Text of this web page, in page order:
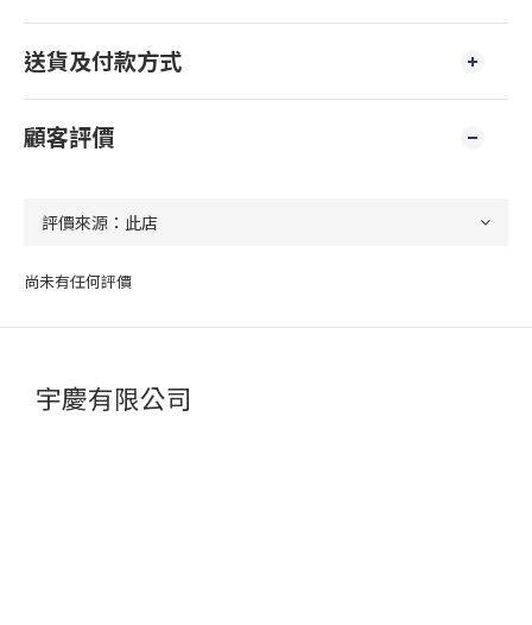
送貨及付款方式
顧客評價
尚未有任何評價
宇慶有限公司